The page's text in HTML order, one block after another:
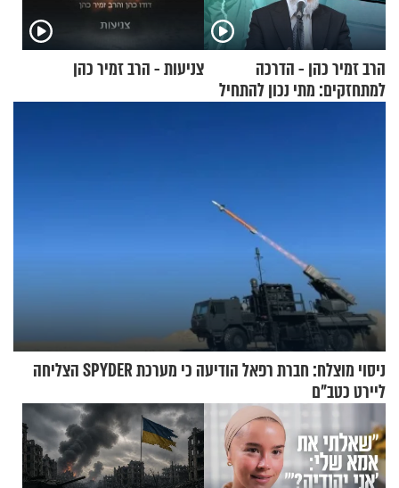
הרב זמיר כהן - הדרכה
למתחזקים: מתי נכון להתחיל
צניעות - הרב זמיר כהן
ניסוי מוצלח: חברת רפאל הודיעה כי מערכת SPYDER הצליחה
ליירט כטב"ם